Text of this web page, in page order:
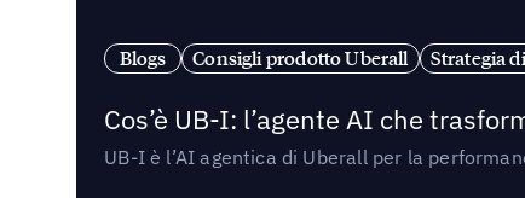
Blogs Consigli prodotto Uberall Strategia
Cos’è UB-I: l’agente AI che
UB-I è l’AI agentica di Uberall per la